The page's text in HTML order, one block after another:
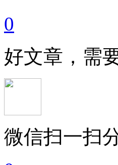
0
好文章，需
微信扫一扫